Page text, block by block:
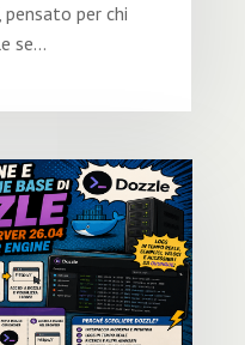
per chi
se...